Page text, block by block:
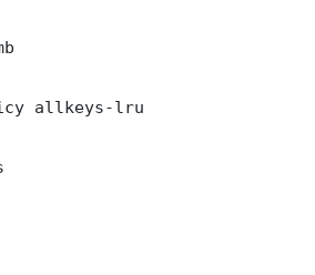
allkeys-lru